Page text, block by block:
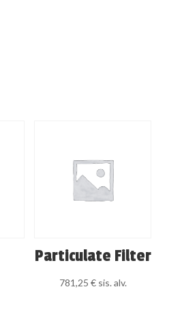
Particulate Filter
781,25 € sis. alv.